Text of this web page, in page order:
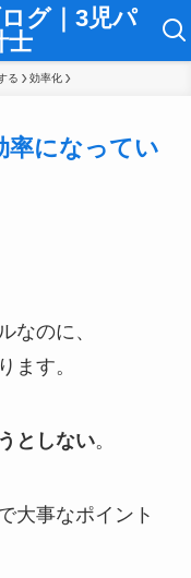
グ｜3児パ
士
る 効率化
率になってい
なのに、
ます。
としない。
大事なポイント